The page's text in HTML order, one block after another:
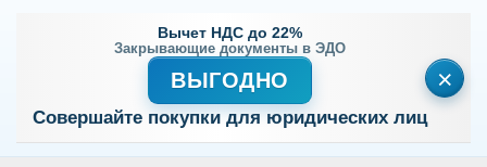
Вычет НДС до 22%
Закрывающие документы в ЭДО
ВЫГОДНО
Совершайте покупки для юридических лиц
×